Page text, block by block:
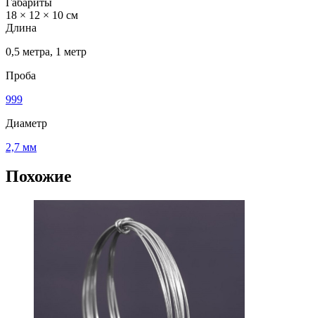
18 × 12 × 10 см
Длина
0,5 метра, 1 метр
Проба
999
Диаметр
2,7 мм
Похожие